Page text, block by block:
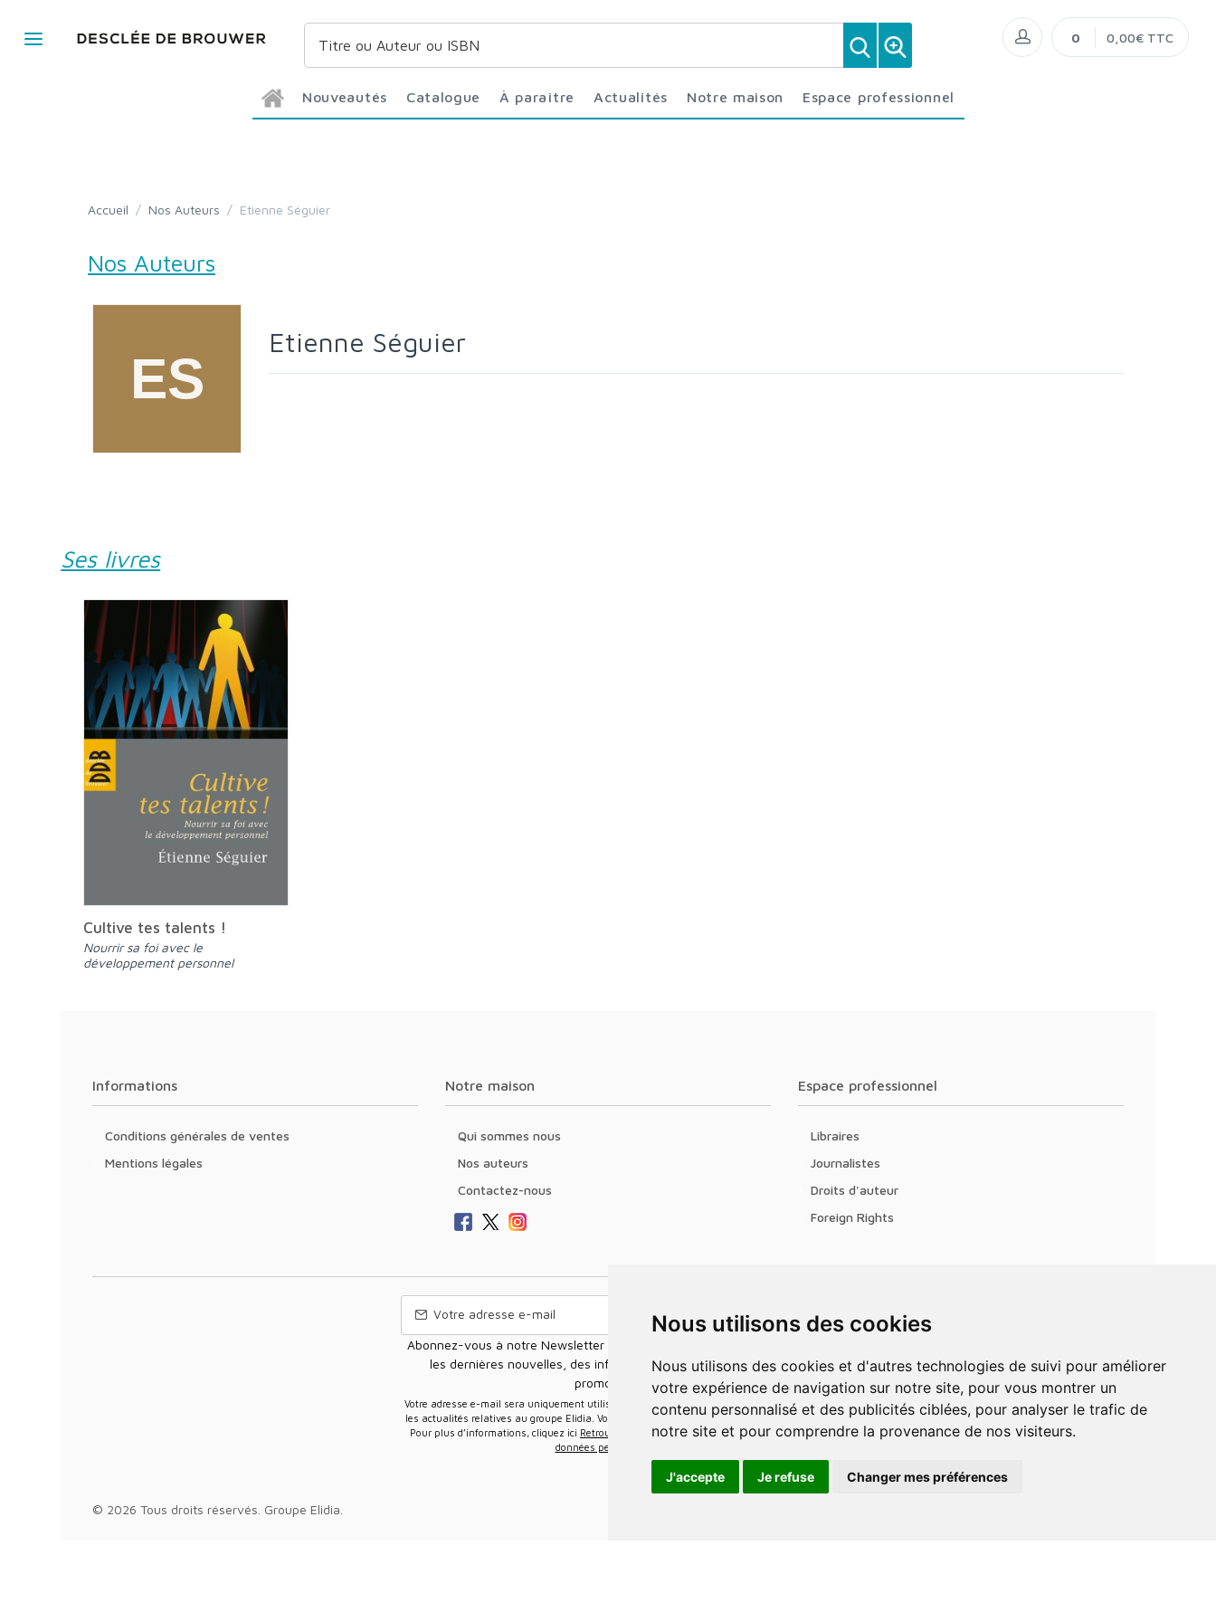
Nous utilisons des cookies
Nous utilisons des cookies et d'autres technologies de suivi pour améliorer
votre expérience de navigation sur notre site, pour vous montrer un
contenu personnalisé et des publicités ciblées, pour analyser le trafic de
notre site et pour comprendre la provenance de nos visiteurs.
J'accepte Je refuse Changer mes préférences
Nouveautés Catalogue À paraître Actualités Notre maison Espace professionnel
0 0,00€ TTC
Accueil / Nos Auteurs / Etienne Séguier
Nos Auteurs
Etienne Séguier
Ses livres
Cultive tes talents !
Nourrir sa foi avec le
développement personnel
Informations
Conditions générales de ventes
Mentions légales
Notre maison
Qui sommes nous
Nos auteurs
Contactez-nous
Espace professionnel
Libraires
Journalistes
Droits d'auteur
Foreign Rights
Abonnez-vous à notre Newsletter pour recevoir nos nouvelles offres,
les dernières nouvelles, des informations sur les ventes et les
promotions.
Votre adresse e-mail sera uniquement utilisée pour vous envoyer des informations sur
les actualités relatives au groupe Elidia. Vous pouvez vous désinscrire à tout moment.
Pour plus d’informations, cliquez ici Retrouvez ici notre politique de protection de vos
données personnelles
© 2026 Tous droits réservés. Groupe Elidia